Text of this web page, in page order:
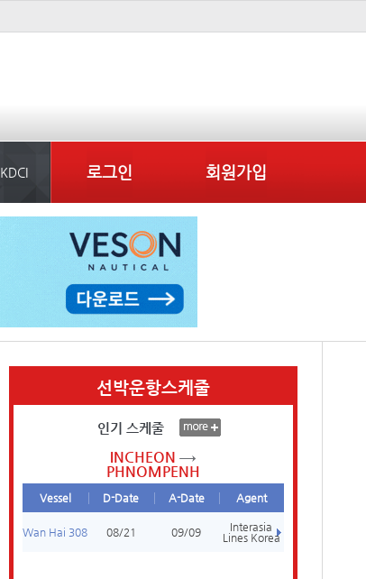
KDCI 로그인 회원가입
선박운항스케줄
인기 스케줄
INCHEON
PHNOMPENH
Vessel D-Date A-Date Agent
Wan Hai 308 08/21 09/09
Interasia
Lines Korea